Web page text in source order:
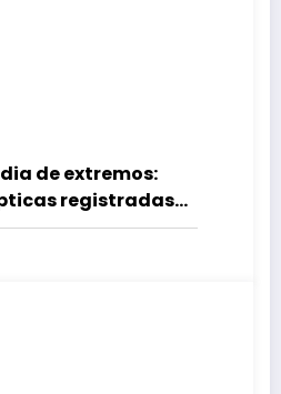
de extremos:
registradas